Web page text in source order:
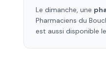
Le dimanche, une
Pharmaciens du
est aussi disponible